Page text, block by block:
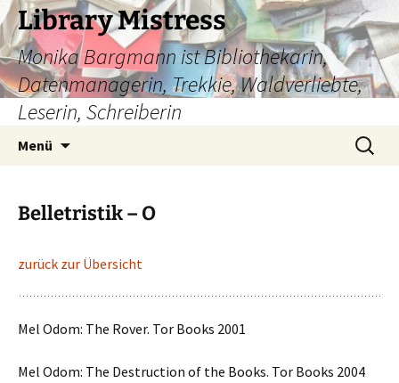
Zum
Inhalt
springen
Library Mistress
Monika Bargmann ist Bibliothekarin,
Datenmanagerin, Trekkie, Waldverliebte,
Leserin, Schreiberin
Menü
Suchen
nach:
Belletristik – O
zurück zur Übersicht
Mel Odom: The Rover. Tor Books 2001
Mel Odom: The Destruction of the Books. Tor Books 2004